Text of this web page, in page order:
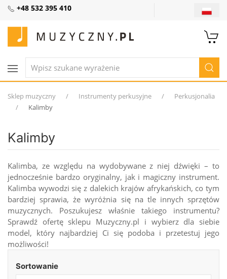
+48 532 395 410
Sklep muzyczny Instrumenty perkusyjne
Perkusjonalia
Kalimby
Kalimby
Kalimba, ze względu na wydobywane z niej dźwięki – to
jednocześnie bardzo oryginalny, jak i magiczny instrument.
Kalimba wywodzi się z dalekich krajów afrykańskich, co tym
bardziej sprawia, że wyróżnia się na tle innych sprzętów
muzycznych. Poszukujesz właśnie takiego instrumentu?
Sprawdź ofertę sklepu Muzyczny.pl i wybierz dla siebie
model, który najbardziej Ci się podoba i przetestuj jego
możliwości!
Sortowanie